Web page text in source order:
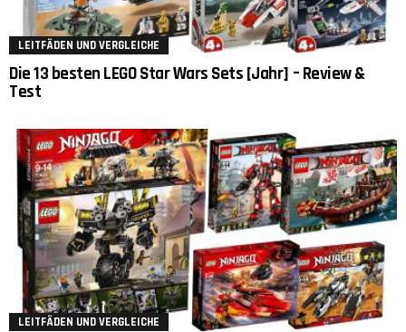
LEITFÄDEN UND VERGLEICHE
Die 13 besten LEGO Star Wars Sets [Jahr] – Review &
Test
LEITFÄDEN UND VERGLEICHE